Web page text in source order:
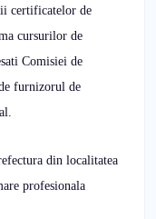
certificatelor de
cursurilor de
Comisiei de
furnizorul de
din localitatea
profesionala